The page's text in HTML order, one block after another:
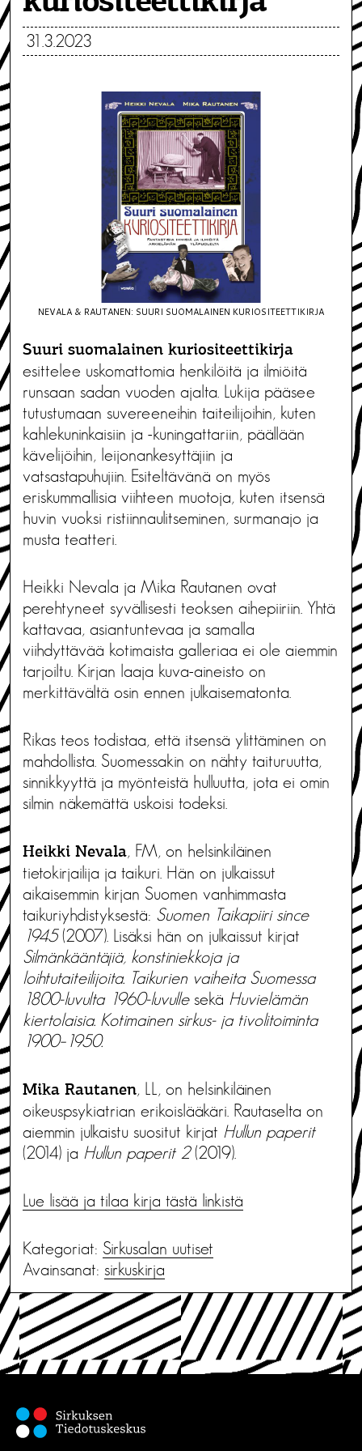
31.3.2023
NEVALA & RAUTANEN: SUURI SUOMALAINEN KURIOSITEETTIKIRJA
Suuri suomalainen kuriositeettikirja
esittelee uskomattomia henkilöitä ja ilmiöitä
runsaan sadan vuoden ajalta. Lukija pääsee
tutustumaan suvereeneihin taiteilijoihin, kuten
kahlekuninkaisiin ja -kuningattariin, päällään
kävelijöihin, leijonankesyttäjiin ja
vatsastapuhujiin. Esiteltävänä on myös
eriskummallisia viihteen muotoja, kuten itsensä
huvin vuoksi ristiinnaulitseminen, surmanajo ja
musta teatteri.
Heikki Nevala ja Mika Rautanen ovat
perehtyneet syvällisesti teoksen aihepiiriin. Yhtä
kattavaa, asiantuntevaa ja samalla
viihdyttävää kotimaista galleriaa ei ole aiemmin
tarjoiltu. Kirjan laaja kuva-aineisto on
merkittävältä osin ennen julkaisematonta.
Rikas teos todistaa, että itsensä ylittäminen on
mahdollista. Suomessakin on nähty taituruutta,
sinnikkyyttä ja myönteistä hulluutta, jota ei omin
silmin näkemättä uskoisi todeksi.
Heikki Nevala, FM, on helsinkiläinen
tietokirjailija ja taikuri. Hän on julkaissut
aikaisemmin kirjan Suomen vanhimmasta
taikuriyhdistyksestä: Suomen Taikapiiri since
1945(2007). Lisäksi hän on julkaissut kirjat
Silmänkääntäjiä, konstiniekkoja ja
loihtutaiteilijoita. Taikurien vaiheita Suomessa
1800-luvulta 1960-luvullesekä Huvielämän
kiertolaisia. Kotimainen sirkus- ja tivolitoiminta
1900–1950.
Mika Rautanen, LL, on helsinkiläinen
oikeuspsykiatrian erikoislääkäri. Rautaselta on
aiemmin julkaistu suositut kirjat Hullun paperit
(2014) ja Hullun paperit 2(2019).
Lue lisää ja tilaa kirja tästä linkistä
Kategoriat: Sirkusalan uutiset
Avainsanat: sirkuskirja